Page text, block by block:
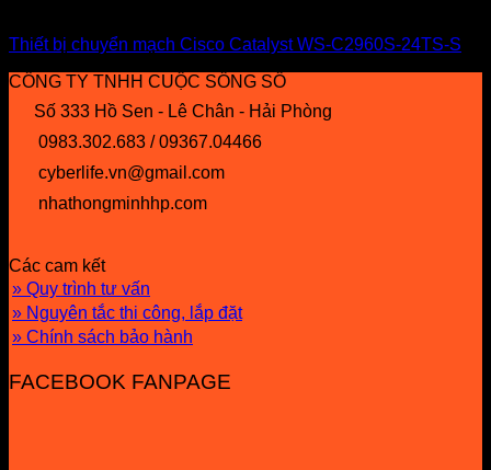
Thiết bị chuyển mạch Cisco Catalyst WS-C2960S-24TS-S
CÔNG TY TNHH CUỘC SỐNG SỐ
Số 333 Hồ Sen - Lê Chân - Hải Phòng
0983.302.683 / 09367.04466
cyberlife.vn@gmail.com
nhathongminhhp.com
Các cam kết
» Quy trình tư vấn
» Nguyên tắc thi công, lắp đặt
» Chính sách bảo hành
FACEBOOK FANPAGE